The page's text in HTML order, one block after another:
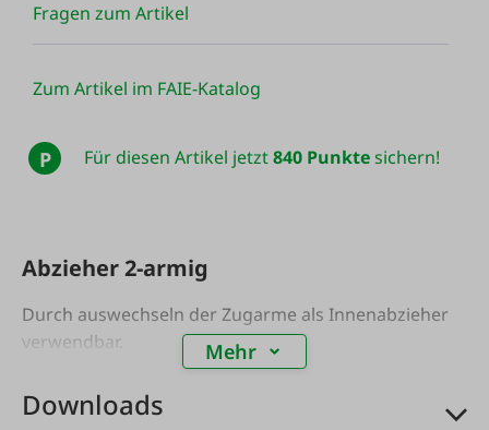
Fragen zum Artikel
Zum Artikel im FAIE-Katalog
P Für diesen Artikel jetzt840 Punktesichern!
Abzieher 2-armig
Durch auswechseln der Zugarme als Innenabzieher
verwendbar.
Mehr
Downloads